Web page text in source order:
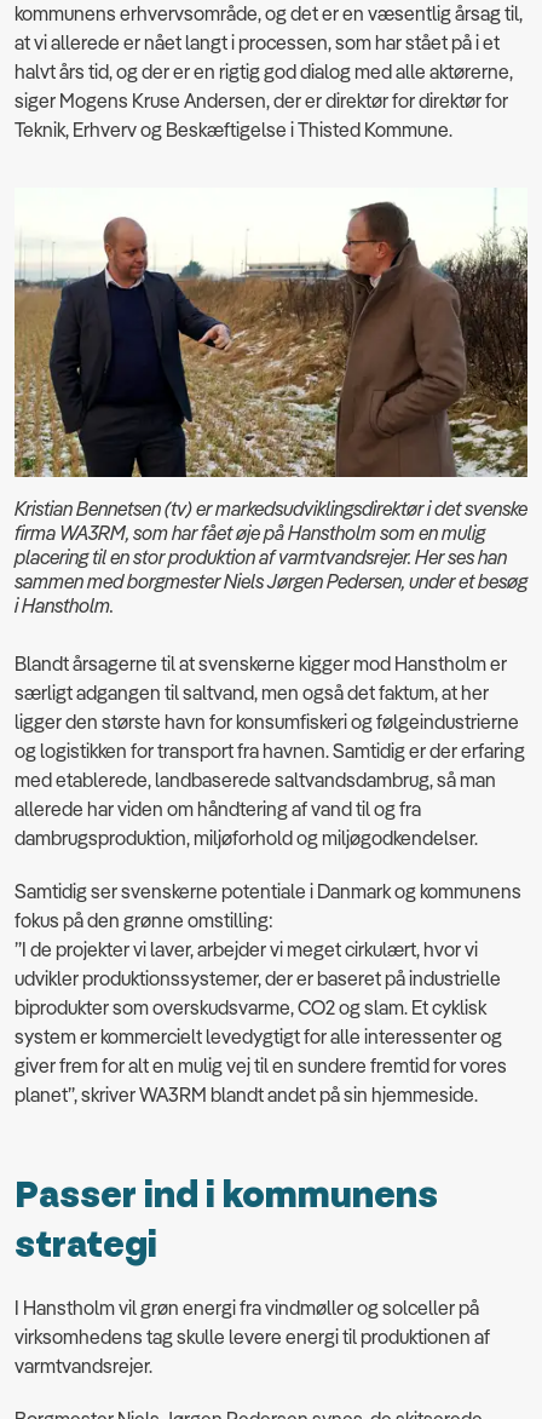
kommunens erhvervsområde, og det er en væsentlig årsag til,
at vi allerede er nået langt i processen, som har stået på i et
halvt års tid, og der er en rigtig god dialog med alle aktørerne,
siger Mogens Kruse Andersen, der er direktør for direktør for
Teknik, Erhverv og Beskæftigelse i Thisted Kommune.
Kristian Bennetsen (tv) er markedsudviklingsdirektør i det svenske
firma WA3RM, som har fået øje på Hanstholm som en mulig
placering til en stor produktion af varmtvandsrejer. Her ses han
sammen med borgmester Niels Jørgen Pedersen, under et besøg
i Hanstholm.
Blandt årsagerne til at svenskerne kigger mod Hanstholm er
særligt adgangen til saltvand, men også det faktum, at her
ligger den største havn for konsumfiskeri og følgeindustrierne
og logistikken for transport fra havnen. Samtidig er der erfaring
med etablerede, landbaserede saltvandsdambrug, så man
allerede har viden om håndtering af vand til og fra
dambrugsproduktion, miljøforhold og miljøgodkendelser.
Samtidig ser svenskerne potentiale i Danmark og kommunens
fokus på den grønne omstilling:
”I de projekter vi laver, arbejder vi meget cirkulært, hvor vi
udvikler produktionssystemer, der er baseret på industrielle
biprodukter som overskudsvarme, CO2 og slam. Et cyklisk
system er kommercielt levedygtigt for alle interessenter og
giver frem for alt en mulig vej til en sundere fremtid for vores
planet”, skriver WA3RM blandt andet på sin hjemmeside.
Passer ind i kommunens
strategi
I Hanstholm vil grøn energi fra vindmøller og solceller på
virksomhedens tag skulle levere energi til produktionen af
varmtvandsrejer.